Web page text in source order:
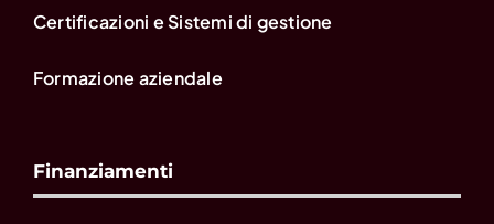
Certificazioni e Sistemi di gestione
Formazione aziendale
Finanziamenti